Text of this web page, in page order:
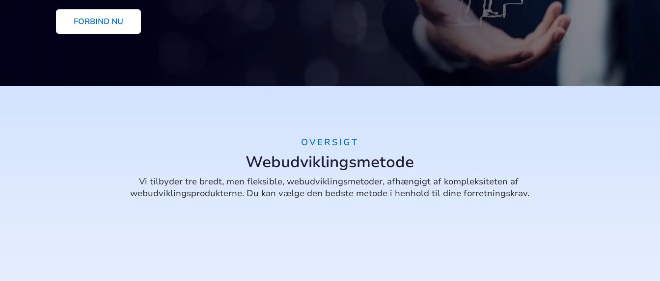
FORBIND NU
OVERSIGT
Webudviklingsmetode
Vi tilbyder tre bredt, men fleksible, webudviklingsmetoder, afhængigt af kompleksiteten af ​​
webudviklingsprodukterne. Du kan vælge den bedste metode i henhold til dine forretningskrav.